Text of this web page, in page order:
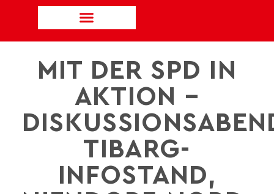
MIT DER SPD IN
AKTION –
TIBARG-
INFOSTAND,